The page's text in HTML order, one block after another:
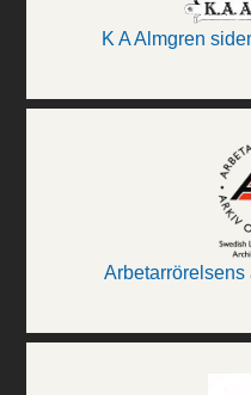
K A Almgren